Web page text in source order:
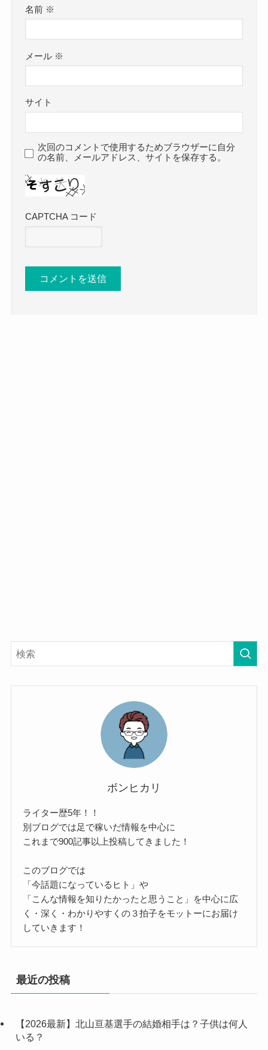
名前 ※
メール ※
サイト
次回のコメントで使用するためブラウザーに自分
の名前、メールアドレス、サイトを保存する。
CAPTCHA コード
ボンヒカリ
ライター歴5年！！
別ブログでは足で稼いだ情報を中心に
これまで900記事以上投稿してきました！
このブログでは
「今話題になっているヒト」や
「こんな情報を知りたかったと思うこと」を中心に広
く・深く・わかりやすくの３拍子をモットーにお届け
していきます！
最近の投稿
【2026最新】北山亘基選手の結婚相手は？子供は何人
いる？